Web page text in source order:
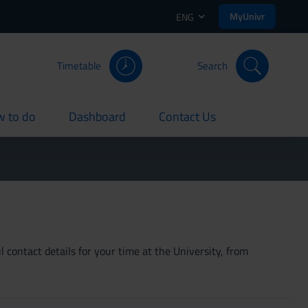
ENG MyUnivr
Timetable Search
to do Dashboard
current Contact Us
current
contact details for your time at the University, from